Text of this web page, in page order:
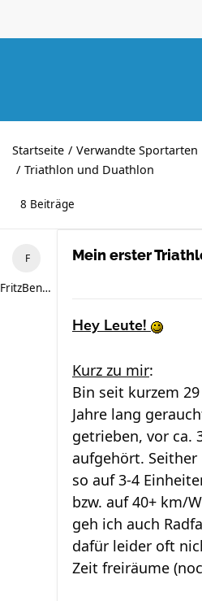
Startseite
Verwandte Sportarten
Triathlon und Duathlon
8 Beiträge
FritzBenedict
Mein erster
Hey Leute!
Kurz zu mir:
Bin seit kurzem
Jahre lang
getrieben, vor ca.
aufgehört.
so auf 3-4
bzw. auf 40+ km/
geh ich auch
dafür leider oft
Zeit freiräume